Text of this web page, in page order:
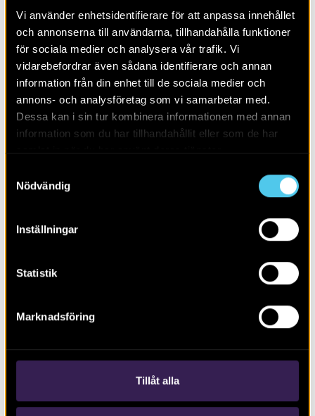
Vi använder enhetsidentifierare för att anpassa innehållet
och annonserna till användarna, tillhandahålla funktioner
för sociala medier och analysera vår trafik. Vi
vidarebefordrar även sådana identifierare och annan
information från din enhet till de sociala medier och
annons- och analysföretag som vi samarbetar med.
Dessa kan i sin tur kombinera informationen med annan
information som du har tillhandahållit eller som de har
Nödvändig
Inställningar
Statistik
Marknadsföring
Tillåt alla
Intill Sunkerstad bytomt
RAPPORT 2019:4